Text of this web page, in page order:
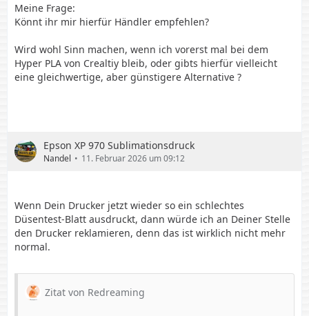
Meine Frage:
Könnt ihr mir hierfür Händler empfehlen?
Wird wohl Sinn machen, wenn ich vorerst mal bei dem
Hyper PLA von Crealtiy bleib, oder gibts hierfür vielleicht
eine gleichwertige, aber günstigere Alternative ?
Epson XP 970 Sublimationsdruck
Nandel 11. Februar 2026 um 09:12
Wenn Dein Drucker jetzt wieder so ein schlechtes
Düsentest-Blatt ausdruckt, dann würde ich an Deiner Stelle
den Drucker reklamieren, denn das ist wirklich nicht mehr
normal.
Zitat von Redreaming